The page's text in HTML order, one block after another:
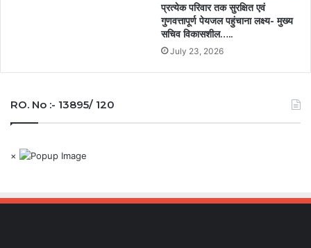
प्रत्येक परिवार तक सुरक्षित एवं
गुणवत्तापूर्ण पेयजल पहुंचाना लक्ष्य- मुख्य
सचिव विकासशील…..
July 23, 2026
RO. No :- 13895/ 120
×